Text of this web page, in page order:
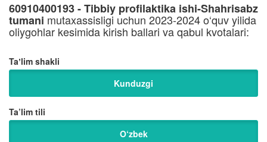
60910400193 - Tibbiy profilaktika ishi-Shahrisabz
tumani mutaxassisligi uchun 2023-2024 o‘quv yilida
oliygohlar kesimida kirish ballari va qabul kvotalari:
Taʼlim shakli
Kunduzgi
Ta’lim tili
O‘zbek